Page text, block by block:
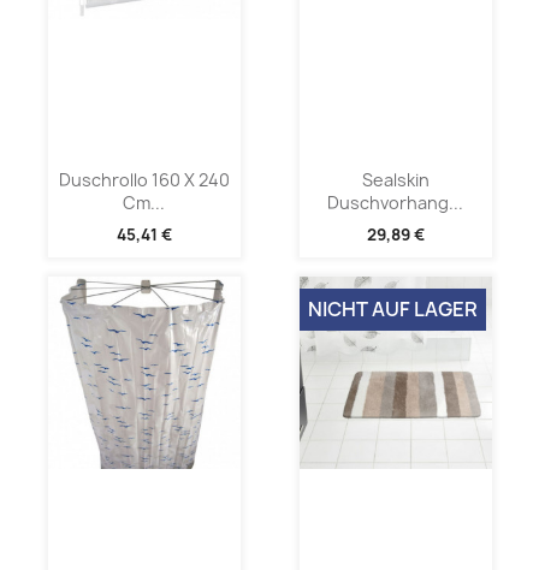
Duschrollo 160 X 240
Cm...
45,41 €
Sealskin
Duschvorhang...
29,89 €
NICHT AUF LAGER